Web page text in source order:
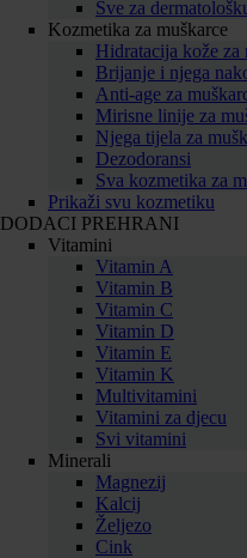
Sve za
Kozmetika za muškarce
Hidratacija kože za
Brijanje i njega
Anti-age za
Mirisne linije za
Njega tijela za
Dezodoransi
Sva kozmetika za
Prikaži svu kozmetiku
DODACI PREHRANI
Vitamini
Vitamin A
Vitamin B
Vitamin C
Vitamin D
Vitamin E
Vitamin K
Multivitamini
Vitamini za djecu
Svi vitamini
Minerali
Magnezij
Kalcij
Željezo
Cink